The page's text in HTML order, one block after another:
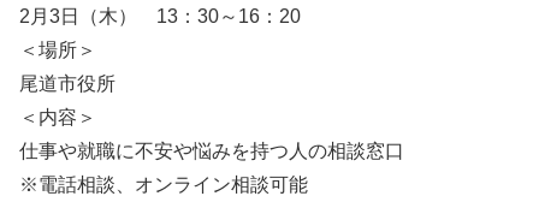
2月3日（木） 13：30～16：20
＜場所＞
尾道市役所
＜内容＞
仕事や就職に不安や悩みを持つ人の相談窓口
※電話相談、オンライン相談可能